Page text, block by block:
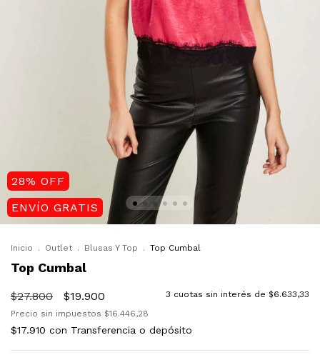
28% OFF
ENVÍO GRATIS
Inicio . Outlet . Blusas Y Top . Top Cumbal
Top Cumbal
$27.800 $19.900 3 cuotas sin interés de $6.633,33
Precio sin impuestos $16.446,28
$17.910 con Transferencia o depósito